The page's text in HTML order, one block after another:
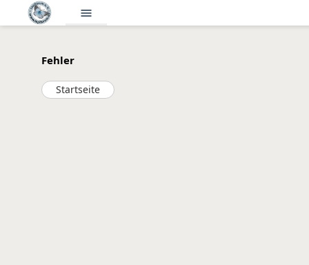
menu
Fehler
Startseite